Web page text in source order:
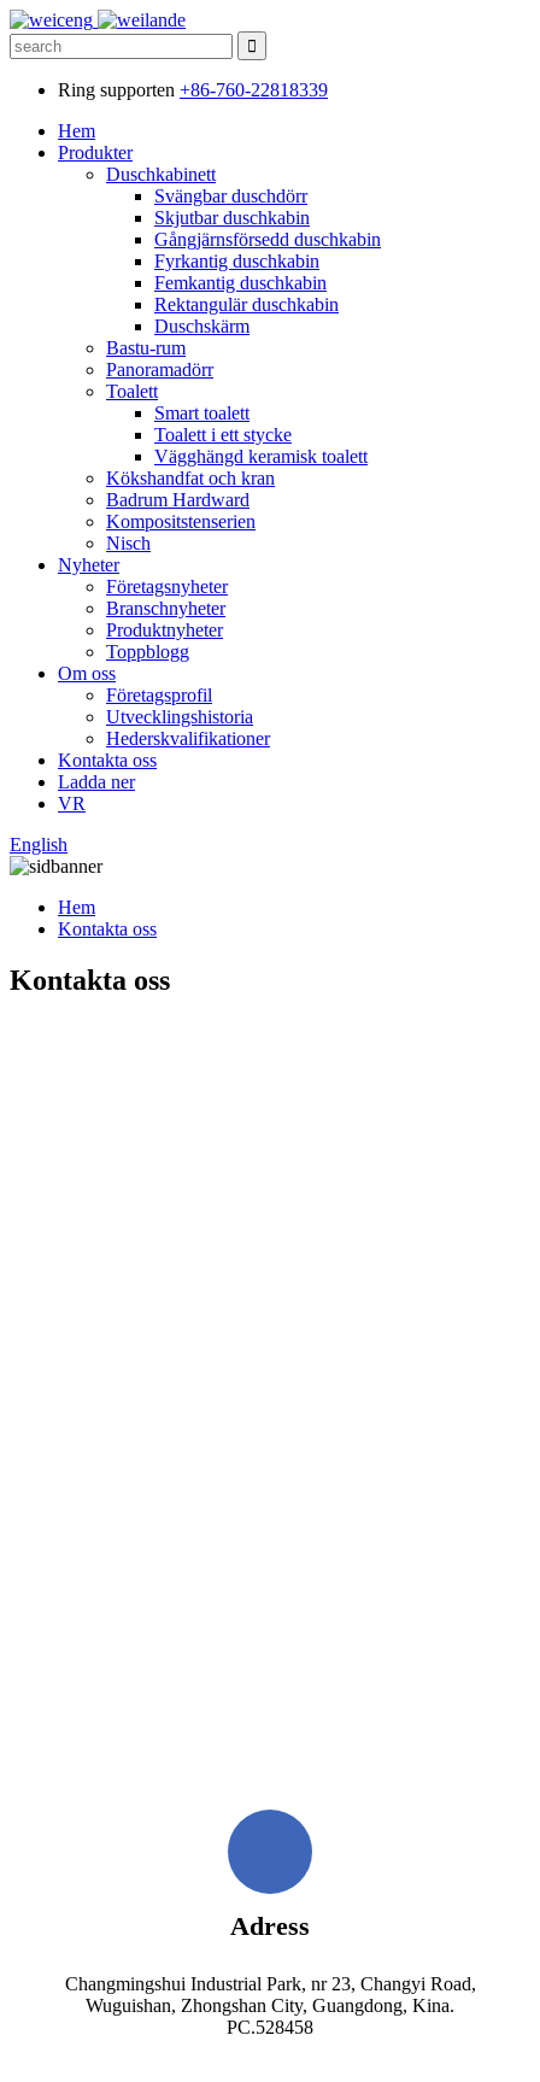
Ring supporten +86-760-22818339
Hem
Produkter
Duschkabinett
Svängbar duschdörr
Skjutbar duschkabin
Gångjärnsförsedd duschkabin
Fyrkantig duschkabin
Femkantig duschkabin
Rektangulär duschkabin
Duschskärm
Bastu-rum
Panoramadörr
Toalett
Smart toalett
Toalett i ett stycke
Vägghängd keramisk toalett
Kökshandfat och kran
Badrum Hardward
Kompositstenserien
Nisch
Nyheter
Företagsnyheter
Branschnyheter
Produktnyheter
Toppblogg
Om oss
Företagsprofil
Utvecklingshistoria
Hederskvalifikationer
Kontakta oss
Ladda ner
VR
English
Hem
Kontakta oss
Kontakta oss
Adress
Changmingshui Industrial Park, nr 23, Changyi Road,
Wuguishan, Zhongshan City, Guangdong, Kina.
PC.528458